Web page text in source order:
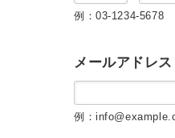
例：03-1234-5678
メールアドレス
例：